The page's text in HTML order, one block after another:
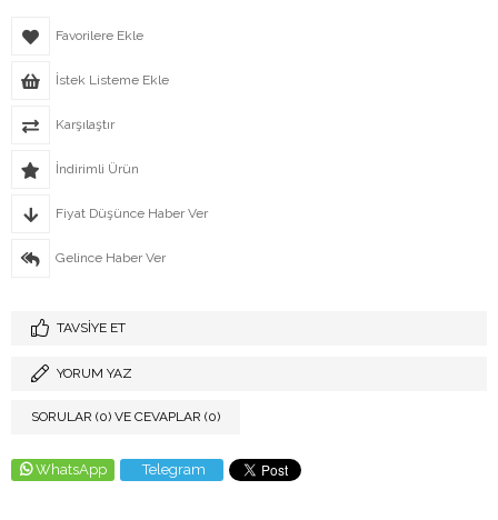
Favorilere Ekle
İstek Listeme Ekle
Karşılaştır
İndirimli Ürün
Fiyat Düşünce Haber Ver
Gelince Haber Ver
TAVSIYE ET
YORUM YAZ
SORULAR (0) VE CEVAPLAR (0)
WhatsApp Telegram